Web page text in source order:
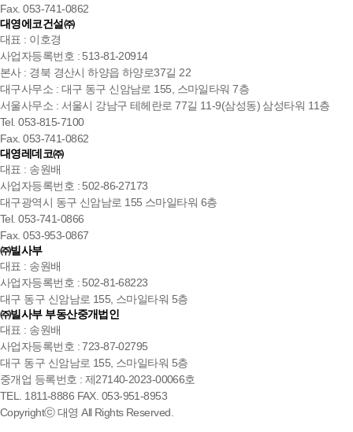
Fax. 053-741-0862
대영에코건설㈜
대표 : 이호경
사업자등록번호 : 513-81-20914
본사 : 경북 경산시 하양읍 하양로37길 22
대구사무소 : 대구 동구 신암남로 155, 스마일타워 7층
서울사무소 : 서울시 강남구 테헤란로 77길 11-9(삼성동) 삼성타워 11층
Tel. 053-815-7100
Fax. 053-741-0862
대영레데코㈜
대표 : 송원배
사업자등록번호 : 502-86-27173
대구광역시 동구 신암남로 155 스마일타워 6층
Tel. 053-741-0866
Fax. 053-953-0867
㈜빌사부
대표 : 송원배
사업자등록번호 : 502-81-68223
대구 동구 신암남로 155, 스마일타워 5층
㈜빌사부 부동산중개법인
대표 : 송원배
사업자등록번호 : 723-87-02795
대구 동구 신암남로 155, 스마일타워 5층
중개업 등록번호 : 제27140-2023-00066호
TEL. 1811-8886 FAX. 053-951-8953
Copyrightⓒ 대영 All Rights Reserved.